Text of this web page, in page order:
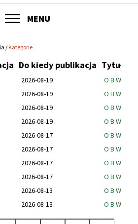
POKAŻ
MENU
Kategorie
Do kiedy publikacja Tytuł
2026-08-19
O B W I E
2026-08-19
O B W I E
2026-08-19
O B W I E
2026-08-19
O B W I E
2026-08-17
O B W I E
2026-08-17
O B W I E
2026-08-17
O B W I E
2026-08-17
O B W I E
2026-08-13
O B W I E
2026-08-13 O B W I E